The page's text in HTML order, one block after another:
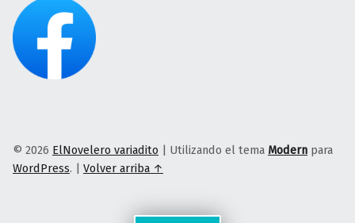
© 2026 ElNovelero variadito Utilizando el tema Modern para
WordPress. Volver arriba ↑